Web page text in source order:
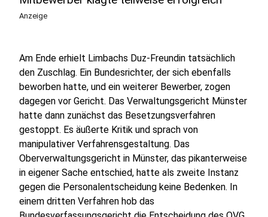
Anzeige
Am Ende erhielt Limbachs Duz-Freundin tatsächlich
den Zuschlag. Ein Bundesrichter, der sich ebenfalls
beworben hatte, und ein weiterer Bewerber, zogen
dagegen vor Gericht. Das Verwaltungsgericht Münster
hatte dann zunächst das Besetzungsverfahren
gestoppt. Es äußerte Kritik und sprach von
manipulativer Verfahrensgestaltung. Das
Oberverwaltungsgericht in Münster, das pikanterweise
in eigener Sache entschied, hatte als zweite Instanz
gegen die Personalentscheidung keine Bedenken. In
einem dritten Verfahren hob das